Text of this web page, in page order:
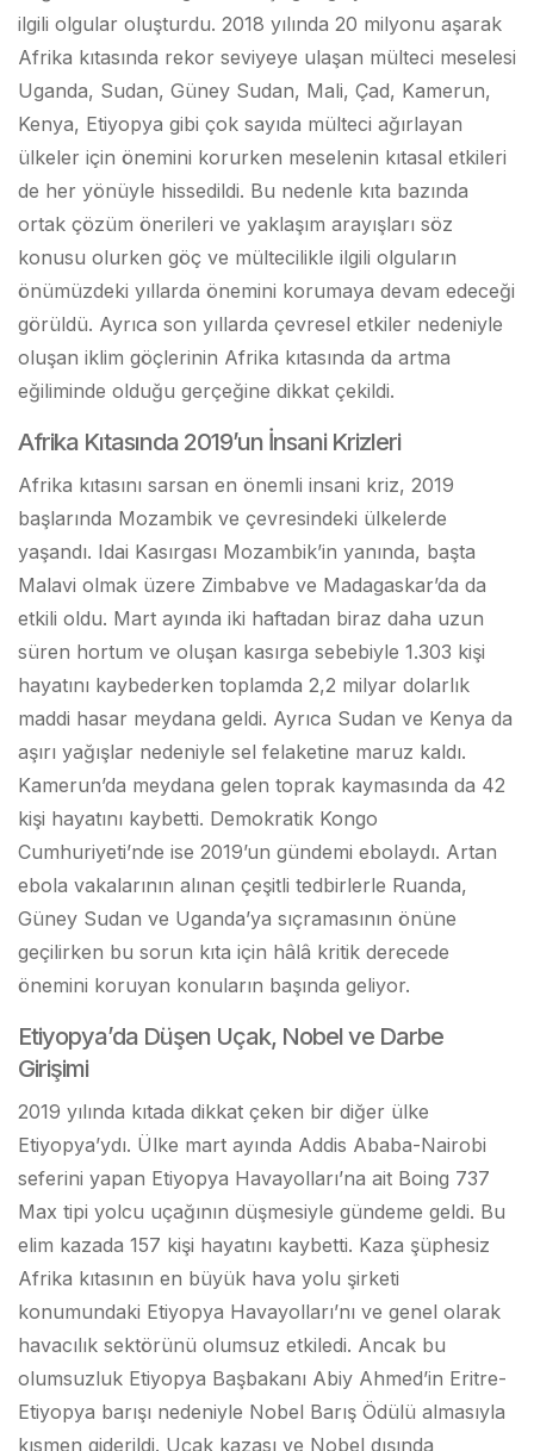
ilgili olgular oluşturdu. 2018 yılında 20 milyonu aşarak
Afrika kıtasında rekor seviyeye ulaşan mülteci meselesi
Uganda, Sudan, Güney Sudan, Mali, Çad, Kamerun,
Kenya, Etiyopya gibi çok sayıda mülteci ağırlayan
ülkeler için önemini korurken meselenin kıtasal etkileri
de her yönüyle hissedildi. Bu nedenle kıta bazında
ortak çözüm önerileri ve yaklaşım arayışları söz
konusu olurken göç ve mültecilikle ilgili olguların
önümüzdeki yıllarda önemini korumaya devam edeceği
görüldü. Ayrıca son yıllarda çevresel etkiler nedeniyle
oluşan iklim göçlerinin Afrika kıtasında da artma
eğiliminde olduğu gerçeğine dikkat çekildi.
Afrika Kıtasında 2019’un İnsani Krizleri
Afrika kıtasını sarsan en önemli insani kriz, 2019
başlarında Mozambik ve çevresindeki ülkelerde
yaşandı. Idai Kasırgası Mozambik’in yanında, başta
Malavi olmak üzere Zimbabve ve Madagaskar’da da
etkili oldu. Mart ayında iki haftadan biraz daha uzun
süren hortum ve oluşan kasırga sebebiyle 1.303 kişi
hayatını kaybederken toplamda 2,2 milyar dolarlık
maddi hasar meydana geldi. Ayrıca Sudan ve Kenya da
aşırı yağışlar nedeniyle sel felaketine maruz kaldı.
Kamerun’da meydana gelen toprak kaymasında da 42
kişi hayatını kaybetti. Demokratik Kongo
Cumhuriyeti’nde ise 2019’un gündemi ebolaydı. Artan
ebola vakalarının alınan çeşitli tedbirlerle Ruanda,
Güney Sudan ve Uganda’ya sıçramasının önüne
geçilirken bu sorun kıta için hâlâ kritik derecede
önemini koruyan konuların başında geliyor.
Etiyopya’da Düşen Uçak, Nobel ve Darbe
Girişimi
2019 yılında kıtada dikkat çeken bir diğer ülke
Etiyopya’ydı. Ülke mart ayında Addis Ababa-Nairobi
seferini yapan Etiyopya Havayolları’na ait Boing 737
Max tipi yolcu uçağının düşmesiyle gündeme geldi. Bu
elim kazada 157 kişi hayatını kaybetti. Kaza şüphesiz
Afrika kıtasının en büyük hava yolu şirketi
konumundaki Etiyopya Havayolları’nı ve genel olarak
havacılık sektörünü olumsuz etkiledi. Ancak bu
olumsuzluk Etiyopya Başbakanı Abiy Ahmed’in Eritre-
Etiyopya barışı nedeniyle Nobel Barış Ödülü almasıyla
kısmen giderildi. Uçak kazası ve Nobel dışında